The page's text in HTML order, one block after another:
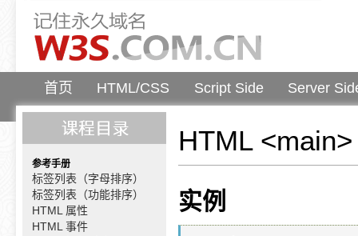
首页 HTML/CSS Script Side Server
参考手册
标签列表（字母排序）
标签列表（功能排序）
HTML 属性
HTML 事件
HTML
实例